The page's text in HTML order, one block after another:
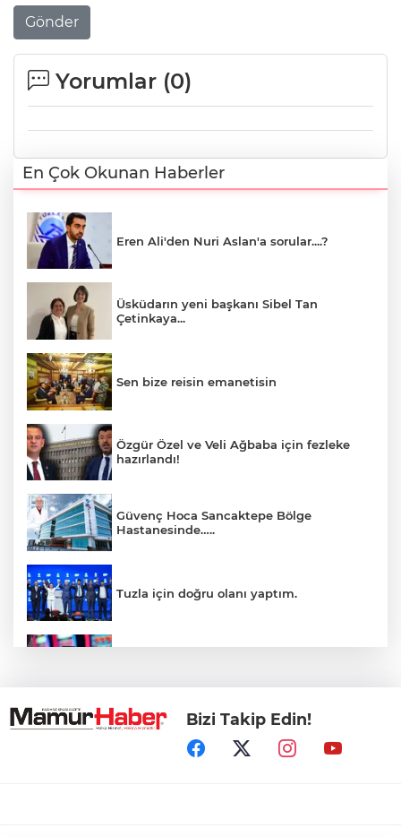
Gönder
Yorumlar (0)
En Çok Okunan Haberler
Eren Ali'den Nuri Aslan'a sorular....?
Üsküdarın yeni başkanı Sibel Tan
Çetinkaya...
Sen bize reisin emanetisin
Özgür Özel ve Veli Ağbaba için fezleke
hazırlandı!
Güvenç Hoca Sancaktepe Bölge
Hastanesinde…..
Tuzla için doğru olanı yaptım.
Kerkük, Türk Dünyası'na katıldı
Bizi Takip Edin!